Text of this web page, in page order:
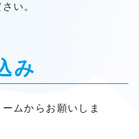
い。
み
ムからお願いしま